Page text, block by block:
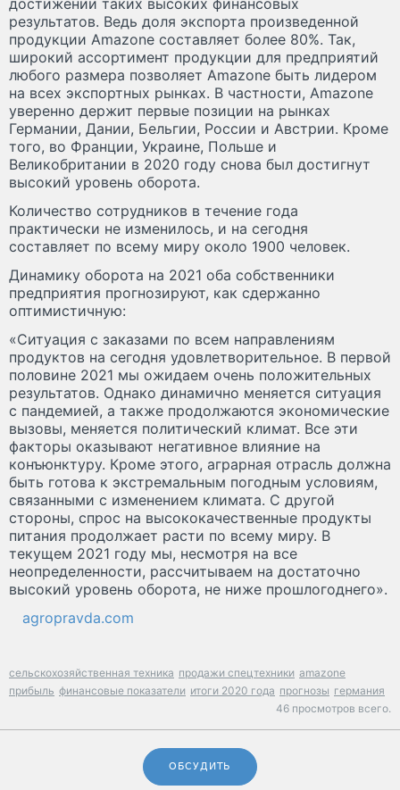
достижении таких высоких финансовых
результатов. Ведь доля экспорта произведенной
продукции Amazone составляет более 80%. Так,
широкий ассортимент продукции для предприятий
любого размера позволяет Amazone быть лидером
на всех экспортных рынках. В частности, Amazone
уверенно держит первые позиции на рынках
Германии, Дании, Бельгии, России и Австрии. Кроме
того, во Франции, Украине, Польше и
Великобритании в 2020 году снова был достигнут
высокий уровень оборота.
Количество сотрудников в течение года
практически не изменилось, и на сегодня
составляет по всему миру около 1900 человек.
Динамику оборота на 2021 оба собственники
предприятия прогнозируют, как сдержанно
оптимистичную:
«Ситуация с заказами по всем направлениям
продуктов на сегодня удовлетворительное. В первой
половине 2021 мы ожидаем очень положительных
результатов. Однако динамично меняется ситуация
с пандемией, а также продолжаются экономические
вызовы, меняется политический климат. Все эти
факторы оказывают негативное влияние на
конъюнктуру. Кроме этого, аграрная отрасль должна
быть готова к экстремальным погодным условиям,
связанными с изменением климата. С другой
стороны, спрос на высококачественные продукты
питания продолжает расти по всему миру. В
текущем 2021 году мы, несмотря на все
неопределенности, рассчитываем на достаточно
высокий уровень оборота, не ниже прошлогоднего».
agropravda.com
сельскохозяйственная техника продажи спецтехники amazone
прибыль финансовые показатели итоги 2020 года прогнозы германия
46 просмотров всего.
ОБСУДИТЬ